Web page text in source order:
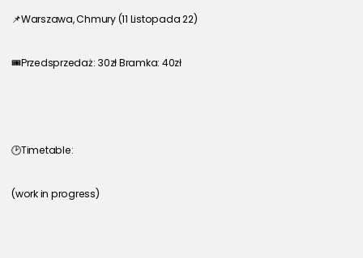
📌Warszawa, Chmury (11 Listopada 22)
🎟️Przedsprzedaż: 30zł Bramka: 40zł
🕑Timetable:
(work in progress)